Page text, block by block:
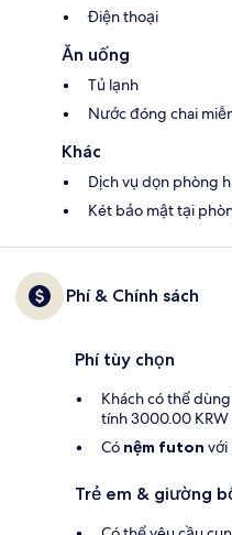
Điện thoại
Ăn uống
Tủ lạnh
Nước đóng chai
Khác
Dịch vụ dọn phòng
Két bảo mật tại
Phí & Chính sách
Phí tùy chọn
Khách có thể dùng
tính 3000.00
Có nệm futon với
Trẻ em & giường